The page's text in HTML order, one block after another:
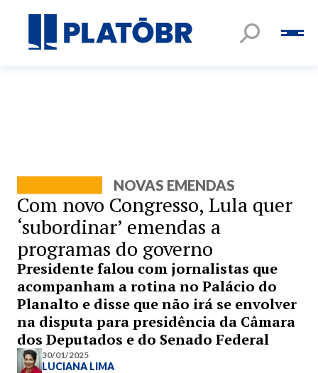
NOVAS EMENDAS
Com novo Congresso, Lula quer
‘subordinar’ emendas a
programas do governo
Presidente falou com jornalistas que
acompanham a rotina no Palácio do
Planalto e disse que não irá se envolver
na disputa para presidência da Câmara
dos Deputados e do Senado Federal
30/01/2025
LUCIANA LIMA